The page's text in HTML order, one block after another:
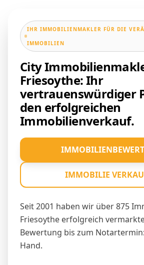
IHR IMMOBILIENMAKLER FÜR DIE
MMOBILIEN
City
Friesoythe: Ihr
vertrauenswürdiger
den erfolgreichen
Immobilienverkauf.
Seit 2001 haben wir über 875
Friesoythe erfolgreich
Bewertung bis zum
Hand.
IMMOBILIE